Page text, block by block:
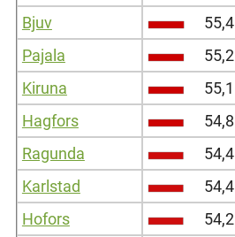
Bjuv
55,4
Pajala
55,2
Kiruna
55,1
Hagfors
54,8
Ragunda
54,4
Karlstad
54,4
Hofors
54,2